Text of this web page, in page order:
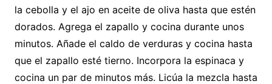
la cebolla y el ajo en aceite de oliva hasta que estén
dorados. Agrega el zapallo y cocina durante unos
minutos. Añade el caldo de verduras y cocina hasta
que el zapallo esté tierno. Incorpora la espinaca y
cocina un par de minutos más. Licúa la mezcla hasta